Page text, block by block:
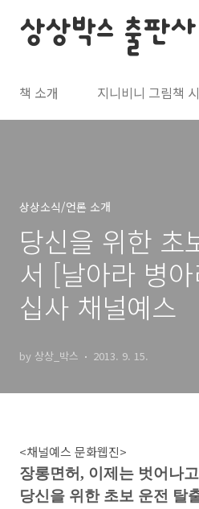
상상박스 출판사
책 소개 지니비니 그림책
상상소식/언론 소개
당신을 위한 초
서 [날아라 병
십사 채널예스
by 상상_박스 2013. 9. 15.
<채널예스 문화웹진>
장롱면허, 이제는 벗어나
당신을 위한 초보 운전 탈